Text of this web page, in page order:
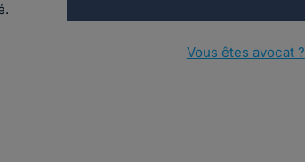
Vous êtes avocat ?